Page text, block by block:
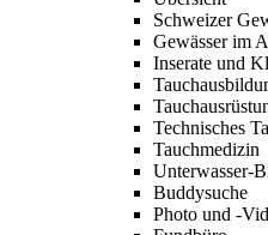
Schweizer
Gewässer im
Inserate und
Technisches
Tauchmedizin
Unterwasser-
Buddysuche
Photo und -